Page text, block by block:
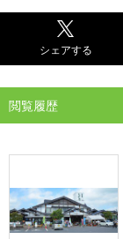
シェアする
閲覧履歴